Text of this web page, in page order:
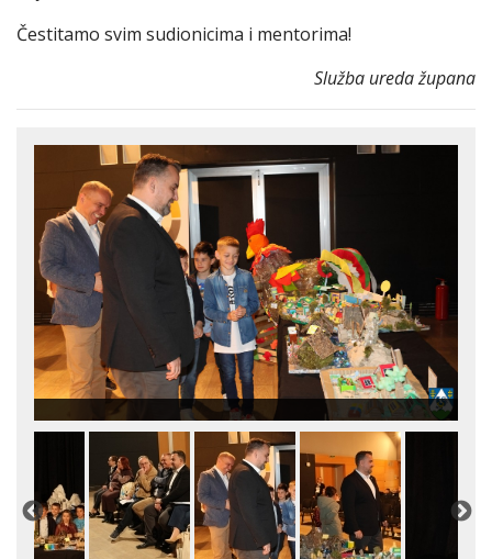
Čestitamo svim sudionicima i mentorima!
Služba ureda župana